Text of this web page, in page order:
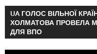
UA ГОЛОС ВІЛЬНОЇ
ХОЛМАТОВА ПРОВЕЛА
ДЛЯ ВПО